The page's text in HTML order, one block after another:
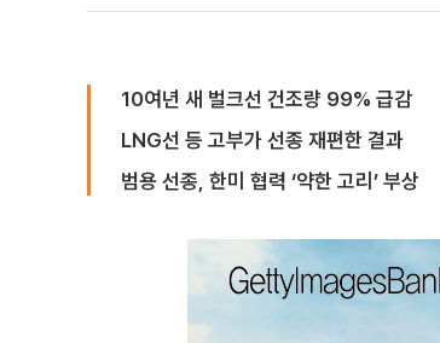
10여년 새 벌크선 건조량 99% 급감
LNG선 등 고부가 선종 재편한 결과
범용 선종, 한미 협력 ‘약한 고리’ 부상